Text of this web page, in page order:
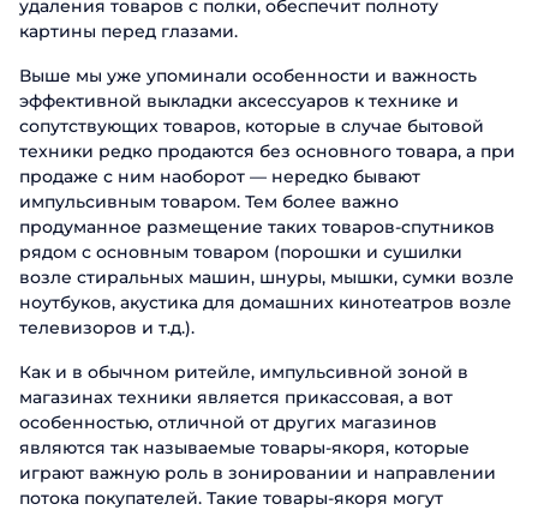
удаления товаров с полки, обеспечит полноту
картины перед глазами.
Выше мы уже упоминали особенности и важность
эффективной выкладки аксессуаров к технике и
сопутствующих товаров, которые в случае бытовой
техники редко продаются без основного товара, а при
продаже с ним наоборот — нередко бывают
импульсивным товаром. Тем более важно
продуманное размещение таких товаров-спутников
рядом с основным товаром (порошки и сушилки
возле стиральных машин, шнуры, мышки, сумки возле
ноутбуков, акустика для домашних кинотеатров возле
телевизоров и т.д.).
Как и в обычном ритейле, импульсивной зоной в
магазинах техники является прикассовая, а вот
особенностью, отличной от других магазинов
являются так называемые товары-якоря, которые
играют важную роль в зонировании и направлении
потока покупателей. Такие товары-якоря могут